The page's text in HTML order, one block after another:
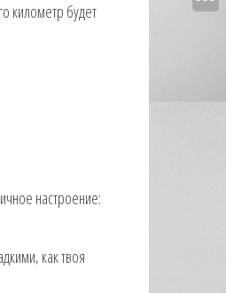
километр будет
настроение:
как твоя